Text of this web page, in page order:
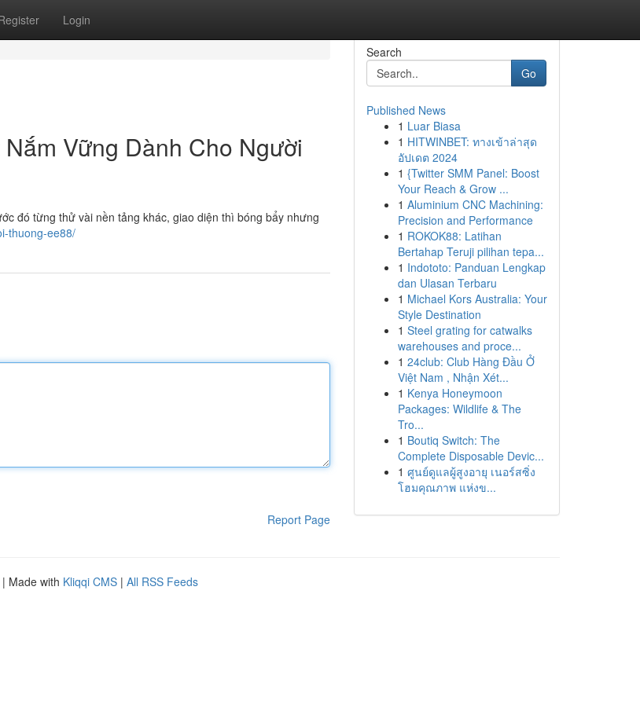
Login
Vững Dành Cho Người
đó từng thử vài nền tảng khác, giao diện thì bóng bẩy nhưng
thuong-ee88/
Report Page
Search
Go
Published News
1 Luar Biasa
1 HITWINBET: ทางเข้าล่าสุด
อัปเดต 2024
1 {Twitter SMM Panel: Boost
Your Reach & Grow ...
1 Aluminium CNC Machining:
Precision and Performance
1 ROKOK88: Latihan
Bertahap Teruji pilihan tepa...
1 Indototo: Panduan Lengkap
dan Ulasan Terbaru
1 Michael Kors Australia: Your
Style Destination
1 Steel grating for catwalks
warehouses and proce...
1 24club: Club Hàng Đầu Ở
Việt Nam , Nhận Xét...
1 Kenya Honeymoon
Packages: Wildlife & The
Tro...
1 Boutiq Switch: The
Complete Disposable Devic...
1 ศูนย์ดูแลผู้สูงอายุ เนอร์สซิ่ง
โฮมคุณภาพ แห่งข...
| Made with Kliqqi CMS | All RSS Feeds